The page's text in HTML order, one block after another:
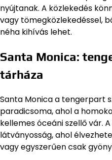
nyújtanak. A közlekedés
vagy tömegközlekedéssel,
néha kihívás lehet.
Santa Monica:
tárháza
Santa Monica a tengerpart
paradicsoma, ahol a
kellemes óceáni szellő vár.
látványosság, ahol
vagy egyszerűen csak